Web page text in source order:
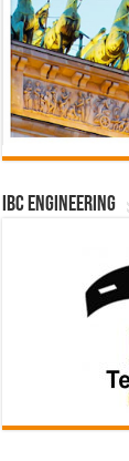
IBC Engineering